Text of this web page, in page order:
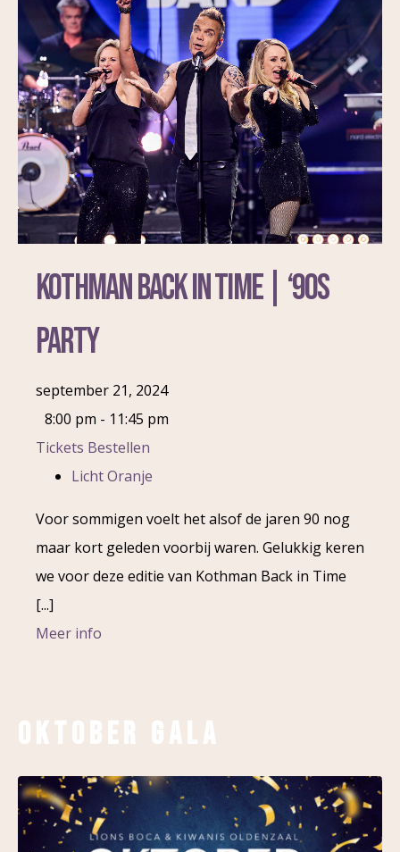
Kothman Back in Time | ‘90s
Party
september 21, 2024
8:00 pm - 11:45 pm
Tickets Bestellen
Licht Oranje
Voor sommigen voelt het alsof de jaren 90 nog
maar kort geleden voorbij waren. Gelukkig keren
we voor deze editie van Kothman Back in Time
[...]
Meer info
Oktober Gala